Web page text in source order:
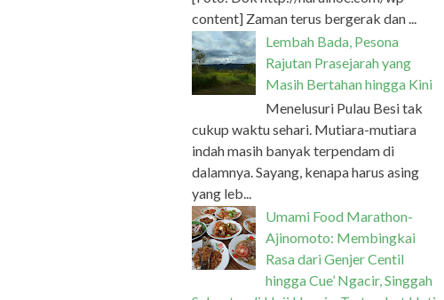
content] Zaman terus bergerak dan ...
Lembah Bada, Pesona
Rajutan Prasejarah yang
Masih Bertahan hingga Kini
Menelusuri Pulau Besi tak
cukup waktu sehari. Mutiara-mutiara
indah masih banyak terpendam di
dalamnya. Sayang, kenapa harus asing
yang leb...
Umami Food Marathon-
Ajinomoto: Membingkai
Rasa dari Genjer Centil
hingga Cue’ Ngacir, Singgah